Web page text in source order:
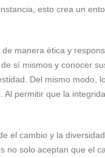
esto crea un
manera ética y
sí mismos y conocer
Del mismo modo,
Al permitir que la
el cambio y la
no solo aceptan que el